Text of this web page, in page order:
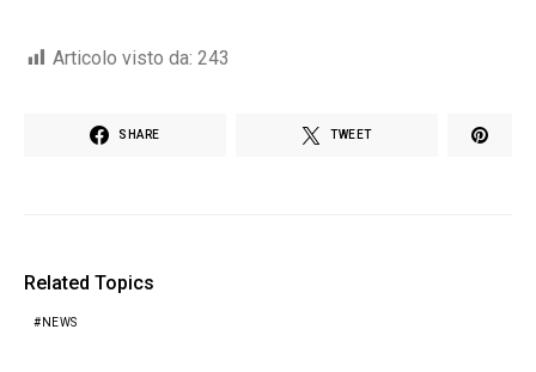
Articolo visto da: 243
SHARE TWEET
Related Topics
NEWS